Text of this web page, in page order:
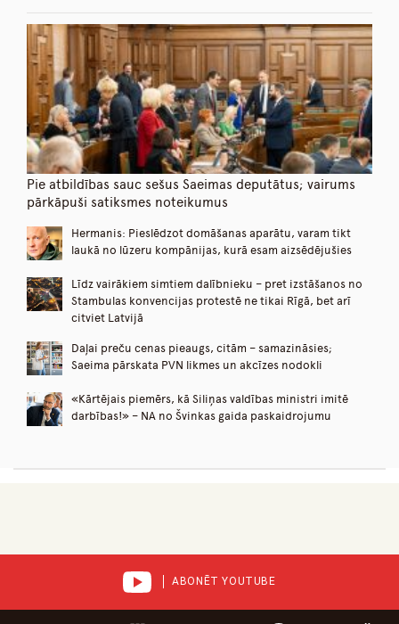
Pie atbildības sauc sešus Saeimas deputātus; vairums
pārkāpuši satiksmes noteikumus
Hermanis: Pieslēdzot domāšanas aparātu, varam tikt
laukā no lūzeru kompānijas, kurā esam aizsēdējušies
Līdz vairākiem simtiem dalībnieku – pret izstāšanos no
Stambulas konvencijas protestē ne tikai Rīgā, bet arī
citviet Latvijā
Daļai preču cenas pieaugs, citām – samazināsies;
Saeima pārskata PVN likmes un akcīzes nodokli
«Kārtējais piemērs, kā Siliņas valdības ministri imitē
darbības!» – NA no Švinkas gaida paskaidrojumu
ABONĒT YOUTUBE